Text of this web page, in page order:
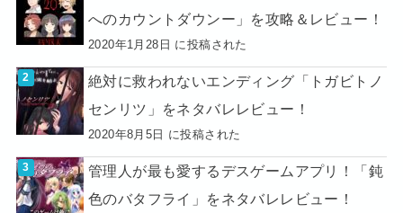
へのカウントダウンー」を攻略＆レビュー！
2020年1月28日 に投稿された
絶対に救われないエンディング「トガビトノ
センリツ」をネタバレレビュー！
2020年8月5日 に投稿された
管理人が最も愛するデスゲームアプリ！「鈍
色のバタフライ」をネタバレレビュー！